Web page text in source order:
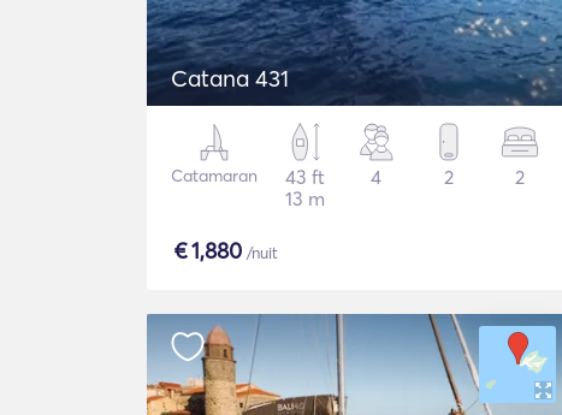
Catana 431
Catamaran
43 ft
13 m
4 2 2
€1,880 /nuit